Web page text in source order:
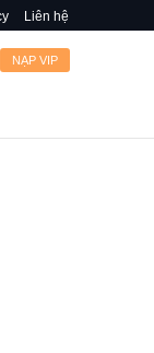
Liên hệ
NẠP VIP